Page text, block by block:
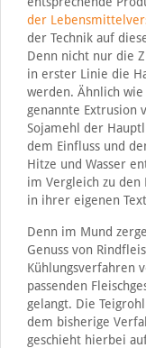
der
der Technik auf
Denn nicht nur die
in erster Linie die
werden. Ähnlich
genannte Extrusion
Sojamehl der
dem Einfluss und
Hitze und Wasser
im Vergleich zu
in ihrer eigenen
Denn im Mund
Genuss von
Kühlungsverfahren
passenden
gelangt. Die
dem bisherige
geschieht hierbei